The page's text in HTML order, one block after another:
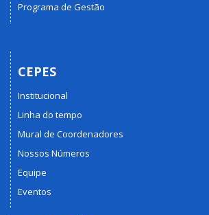
Programa de Gestão
CEPES
Institucional
Linha do tempo
Mural de Coordenadores
Nossos Números
Equipe
Eventos